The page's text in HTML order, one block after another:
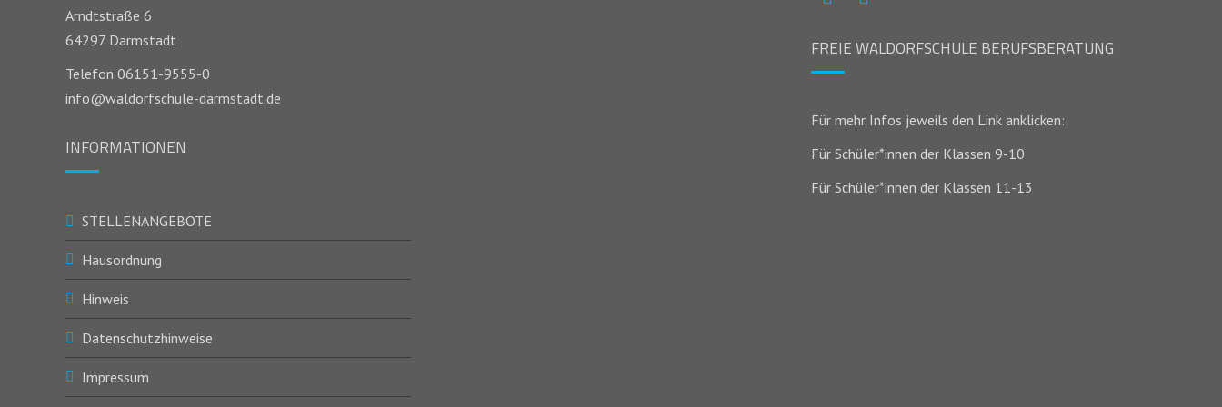
Arndtstraße 6
64297 Darmstadt
Telefon 06151-9555-0
info@waldorfschule-darmstadt.de
INFORMATIONEN
STELLENANGEBOTE
Hausordnung
Hinweis
Datenschutzhinweise
Impressum
FREIE WALDORFSCHULE BERUFSBERATUNG
Für mehr Infos jeweils den Link anklicken:
Für Schüler*innen der Klassen 9-10
Für Schüler*innen der Klassen 11-13